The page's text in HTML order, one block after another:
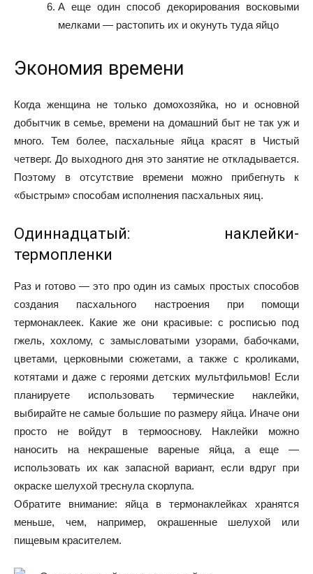
А еще один способ декорирования восковыми
мелками — растопить их и окунуть туда яйцо
Экономия времени
Когда женщина не только домохозяйка, но и основной
добытчик в семье, времени на домашний быт не так уж и
много. Тем более, пасхальные яйца красят в Чистый
четверг. До выходного дня это занятие не откладывается.
Поэтому в отсутствие времени можно прибегнуть к
«быстрым» способам исполнения пасхальных яиц.
Одиннадцатый: наклейки-
термопленки
Раз и готово — это про один из самых простых способов
создания пасхального настроения при помощи
термонаклеек. Какие же они красивые: с росписью под
гжель, хохлому, с замысловатыми узорами, бабочками,
цветами, церковными сюжетами, а также с кроликами,
котятами и даже с героями детских мультфильмов! Если
планируете использовать термические наклейки,
выбирайте не самые большие по размеру яйца. Иначе они
просто не войдут в термооснову. Наклейки можно
наносить на некрашеные вареные яйца, а еще —
использовать их как запасной вариант, если вдруг при
окраске шелухой треснула скорлупа.
Обратите внимание: яйца в термонаклейках хранятся
меньше, чем, например, окрашенные шелухой или
пищевым красителем.